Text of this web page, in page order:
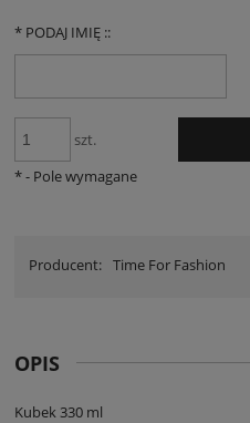
* PODAJ IMIĘ ::
szt.
*- Pole wymagane
Producent: Time For Fashion
OPIS
Kubek 330 ml